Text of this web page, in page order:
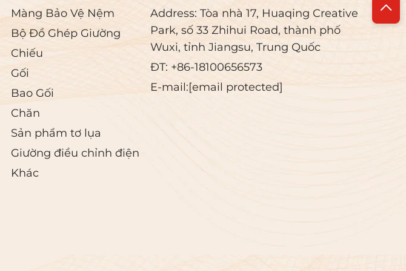
Việc lựa chọn vật liệu thân
thiện với môi trường, chú ý
đến chi tiết và quan tâm
đến...
tiên tiến để ngăn chặn
hiệu quả sự thẩm thấu của
chất lỏng và dễ dàng làm
sạch...
Màng Bảo Vệ Nệm
Bộ Đồ Ghép Giường
Chiếu
Gối
Bao Gối
Chăn
Sản phẩm tơ lụa
Giường điều chỉnh điện
Khác
Address: Tòa nhà 17, Huaqing Creative
Park, số 33 Zhihui Road, thành phố
Wuxi, tỉnh Jiangsu, Trung Quốc
ĐT: +86-18100656573
E-mail:[email protected]